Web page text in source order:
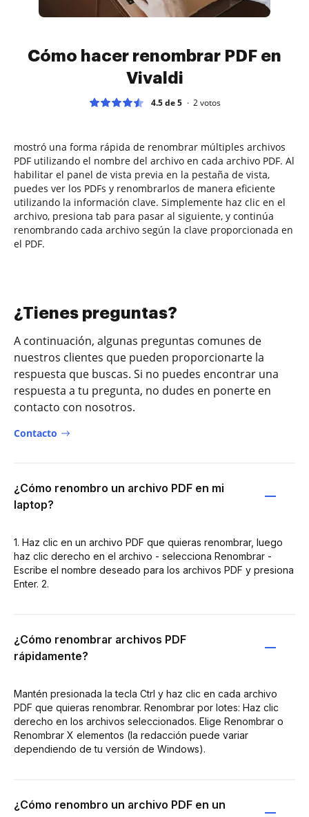
Cómo hacer renombrar PDF en
Vivaldi
4.5 de 5 2votos
mostró una forma rápida de renombrar múltiples archivos
PDF utilizando el nombre del archivo en cada archivo PDF. Al
habilitar el panel de vista previa en la pestaña de vista,
puedes ver los PDFs y renombrarlos de manera eficiente
utilizando la información clave. Simplemente haz clic en el
archivo, presiona tab para pasar al siguiente, y continúa
renombrando cada archivo según la clave proporcionada en
el PDF.
¿Tienes preguntas?
A continuación, algunas preguntas comunes de
nuestros clientes que pueden proporcionarte la
respuesta que buscas. Si no puedes encontrar una
respuesta a tu pregunta, no dudes en ponerte en
contacto con nosotros.
Contacto
¿Cómo renombro un archivo PDF en mi
laptop?
1. Haz clic en un archivo PDF que quieras renombrar, luego
haz clic derecho en el archivo - selecciona Renombrar -
Escribe el nombre deseado para los archivos PDF y presiona
Enter. 2.
¿Cómo renombrar archivos PDF
rápidamente?
Mantén presionada la tecla Ctrl y haz clic en cada archivo
PDF que quieras renombrar. Renombrar por lotes: Haz clic
derecho en los archivos seleccionados. Elige Renombrar o
Renombrar X elementos (la redacción puede variar
dependiendo de tu versión de Windows).
¿Cómo renombro un archivo PDF en un